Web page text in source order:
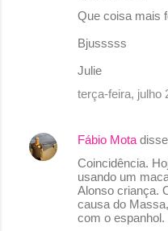
Que coisa mais
Bjusssss
Julie
terça-feira, julho
Fábio Mota
Coincidência.
usando um
Alonso criança.
causa do
com o